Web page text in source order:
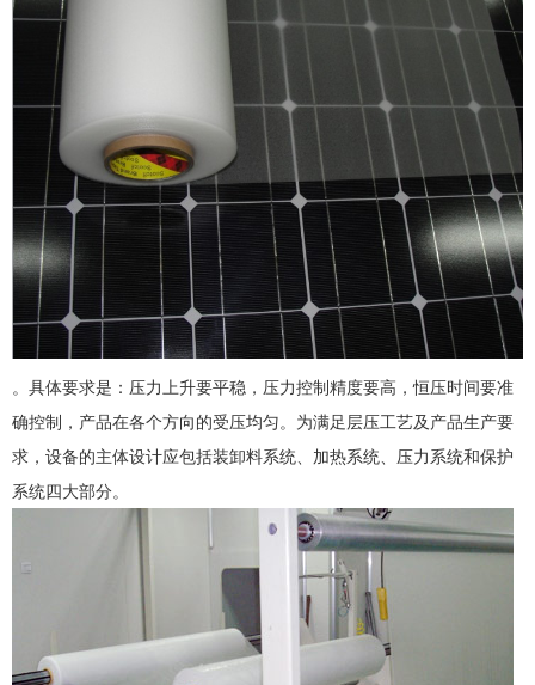
。具体要求是：压力上升要平稳，压力控制精度要高，恒压时间要准
确控制，产品在各个方向的受压均匀。为满足层压工艺及产品生产要
求，设备的主体设计应包括装卸料系统、加热系统、压力系统和保护
系统四大部分。